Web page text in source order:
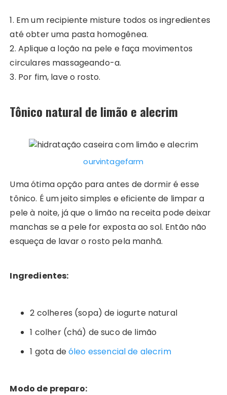
1. Em um recipiente misture todos os ingredientes
até obter uma pasta homogênea.
2. Aplique a loção na pele e faça movimentos
circulares massageando-a.
3. Por fim, lave o rosto.
Tônico natural de limão e alecrim
ourvintagefarm
Uma ótima opção para antes de dormir é esse
tônico. É um jeito simples e eficiente de limpar a
pele à noite, já que o limão na receita pode deixar
manchas se a pele for exposta ao sol. Então não
esqueça de lavar o rosto pela manhã.
Ingredientes:
2 colheres (sopa) de iogurte natural
1 colher (chá) de suco de limão
1 gota deóleo essencial de alecrim
Modo de preparo: